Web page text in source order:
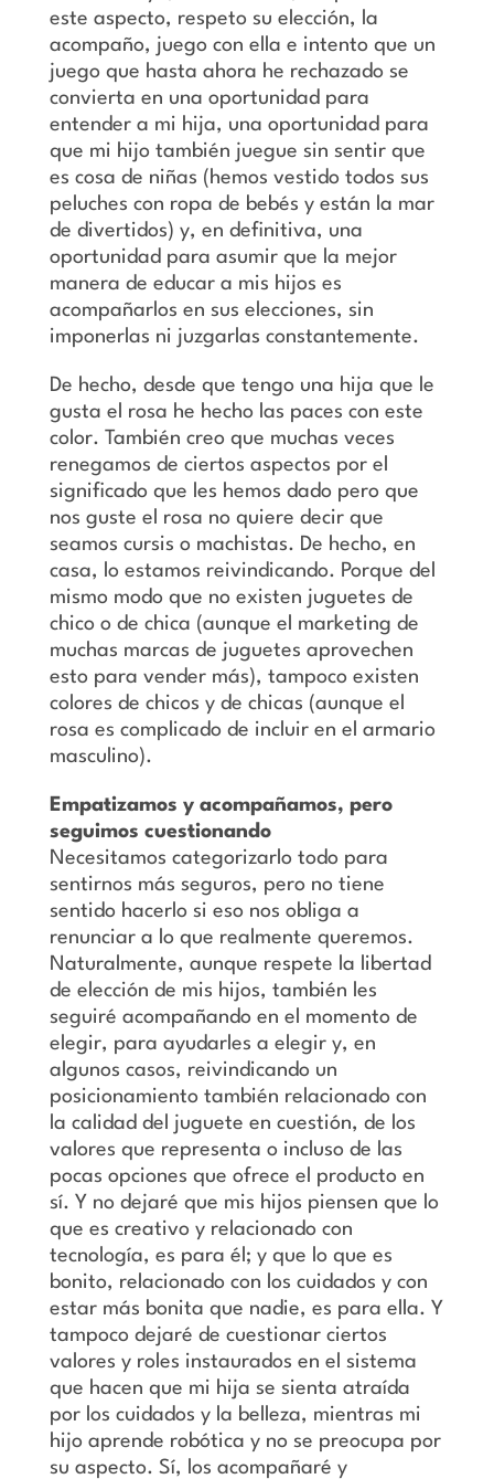
este aspecto, respeto su elección, la
acompaño, juego con ella e intento que un
juego que hasta ahora he rechazado se
convierta en una oportunidad para
entender a mi hija, una oportunidad para
que mi hijo también juegue sin sentir que
es cosa de niñas (hemos vestido todos sus
peluches con ropa de bebés y están la mar
de divertidos) y, en definitiva, una
oportunidad para asumir que la mejor
manera de educar a mis hijos es
acompañarlos en sus elecciones, sin
imponerlas ni juzgarlas constantemente.
De hecho, desde que tengo una hija que le
gusta el rosa he hecho las paces con este
color. También creo que muchas veces
renegamos de ciertos aspectos por el
significado que les hemos dado pero que
nos guste el rosa no quiere decir que
seamos cursis o machistas. De hecho, en
casa, lo estamos reivindicando. Porque del
mismo modo que no existen juguetes de
chico o de chica (aunque el marketing de
muchas marcas de juguetes aprovechen
esto para vender más), tampoco existen
colores de chicos y de chicas (aunque el
rosa es complicado de incluir en el armario
masculino).
Empatizamos y acompañamos, pero
seguimos cuestionando
Necesitamos categorizarlo todo para
sentirnos más seguros, pero no tiene
sentido hacerlo si eso nos obliga a
renunciar a lo que realmente queremos.
Naturalmente, aunque respete la libertad
de elección de mis hijos, también les
seguiré acompañando en el momento de
elegir, para ayudarles a elegir y, en
algunos casos, reivindicando un
posicionamiento también relacionado con
la calidad del juguete en cuestión, de los
valores que representa o incluso de las
pocas opciones que ofrece el producto en
sí. Y no dejaré que mis hijos piensen que lo
que es creativo y relacionado con
tecnología, es para él; y que lo que es
bonito, relacionado con los cuidados y con
estar más bonita que nadie, es para ella. Y
tampoco dejaré de cuestionar ciertos
valores y roles instaurados en el sistema
que hacen que mi hija se sienta atraída
por los cuidados y la belleza, mientras mi
hijo aprende robótica y no se preocupa por
su aspecto. Sí, los acompañaré y